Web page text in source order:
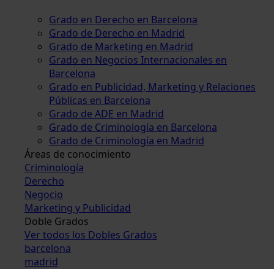
Grado en Derecho en Barcelona
Grado de Derecho en Madrid
Grado de Marketing en Madrid
Grado en Negocios Internacionales en
Barcelona
Grado en Publicidad, Marketing y Relaciones
Públicas en Barcelona
Grado de ADE en Madrid
Grado de Criminología en Barcelona
Grado de Criminología en Madrid
Áreas de conocimiento
Criminología
Derecho
Negocio
Marketing y Publicidad
Doble Grados
Ver todos los Dobles Grados
barcelona
madrid